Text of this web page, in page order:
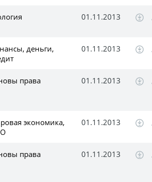
01.11.2013
деньги,
01.11.2013
права 01.11.2013
экономика,
01.11.2013
права 01.11.2013